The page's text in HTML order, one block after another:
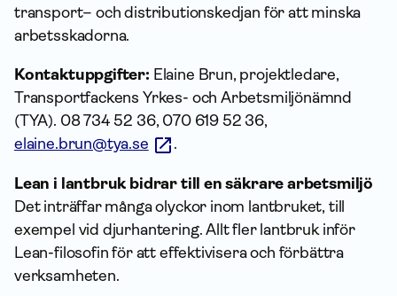
transport– och distributionskedjan för att minska
arbetsskadorna.
Kontaktuppgifter: Elaine Brun, projektledare,
Transportfackens Yrkes- och Arbetsmiljönämnd
(TYA). 08 734 52 36, 070 619 52 36,
elaine.brun@tya.se
.
Lean i lantbruk bidrar till en säkrare arbetsmiljö
Det inträffar många olyckor inom lantbruket, till
exempel vid djurhantering. Allt fler lantbruk inför
Lean-filosofin för att effektivisera och förbättra
verksamheten.